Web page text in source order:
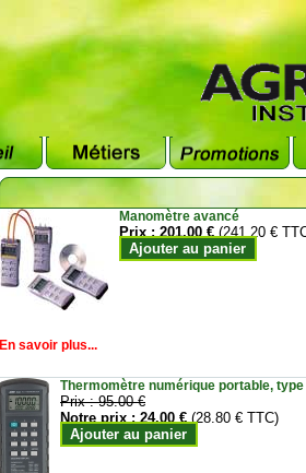
Manomètre avancé
Prix :201.00 € (241.20 €
Ajouter au panier
En savoir plus...
Thermomètre numérique portable,
Prix :95.00 €
Notre prix :24.00 € (28.80 € TTC)
Ajouter au panier